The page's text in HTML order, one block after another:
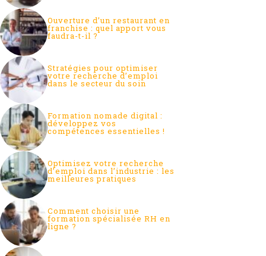
Ouverture d’un restaurant en
franchise : quel apport vous
faudra-t-il ?
Stratégies pour optimiser
votre recherche d’emploi
dans le secteur du soin
Formation nomade digital :
développez vos
compétences essentielles !
Optimisez votre recherche
d’emploi dans l’industrie : les
meilleures pratiques
Comment choisir une
formation spécialisée RH en
ligne ?